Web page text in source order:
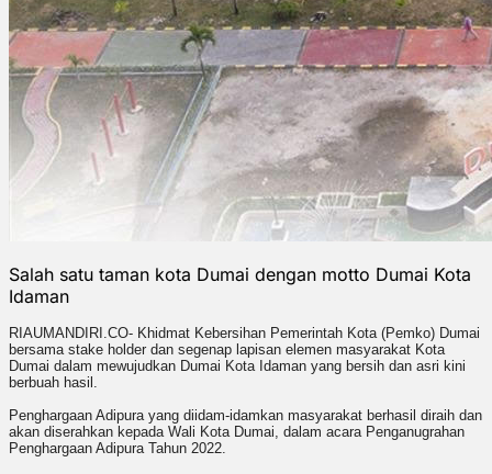
Salah satu taman kota Dumai dengan motto Dumai Kota
Idaman
RIAUMANDIRI.CO- Khidmat Kebersihan Pemerintah Kota (Pemko) Dumai
bersama stake holder dan segenap lapisan elemen masyarakat Kota
Dumai dalam mewujudkan Dumai Kota Idaman yang bersih dan asri kini
berbuah hasil.
Penghargaan Adipura yang diidam-idamkan masyarakat berhasil diraih dan
akan diserahkan kepada Wali Kota Dumai, dalam acara Penganugrahan
Penghargaan Adipura Tahun 2022.